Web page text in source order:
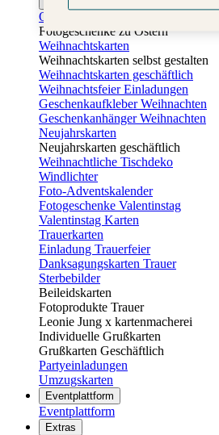
Osterkarten
Fotogeschenke zu Ostern
Weihnachtskarten
Weihnachtskarten selbst gestalten
Weihnachtskarten geschäftlich
Weihnachtsfeier Einladungen
Geschenkaufkleber Weihnachten
Geschenkanhänger Weihnachten
Neujahrskarten
Neujahrskarten geschäftlich
Weihnachtliche Tischdeko
Windlichter
Foto-Adventskalender
Fotogeschenke Valentinstag
Valentinstag Karten
Trauerkarten
Einladung Trauerfeier
Danksagungskarten Trauer
Sterbebilder
Beileidskarten
Fotoprodukte Trauer
Leonie Jung x kartenmacherei
Individuelle Grußkarten
Grußkarten Geschäftlich
Partyeinladungen
Umzugskarten
Eventplattform
Eventplattform
Extras